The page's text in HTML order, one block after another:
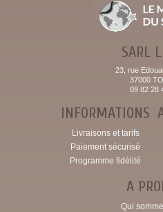
SARL
23, rue
37000
09 82 28
INFORMATIONS
Livraisons et tarifs
Paiement sécurisé
Programme fidélité
A
Qui